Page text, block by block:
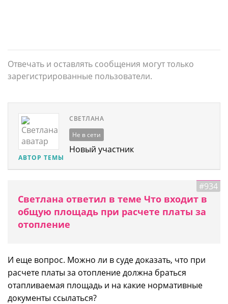
Отвечать и оставлять сообщения могут только
зарегистрированные пользователи.
СВЕТЛАНА
АВТОР ТЕМЫ
Не в сети
Новый участник
#934
Светлана ответил в теме Что входит в
общую площадь при расчете платы за
отопление
И еще вопрос. Можно ли в суде доказать, что при
расчете платы за отопление должна браться
отапливаемая площадь и на какие нормативные
документы ссылаться?